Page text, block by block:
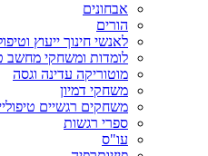
אבחונים
הורים
לאנשי חינוך ייעוץ
לומדות ומשחקי מחשב
מוטוריקה עדינה וגסה
משחקי דמיון
משחקים רגשיים
ספרי רגשות
עו"ס